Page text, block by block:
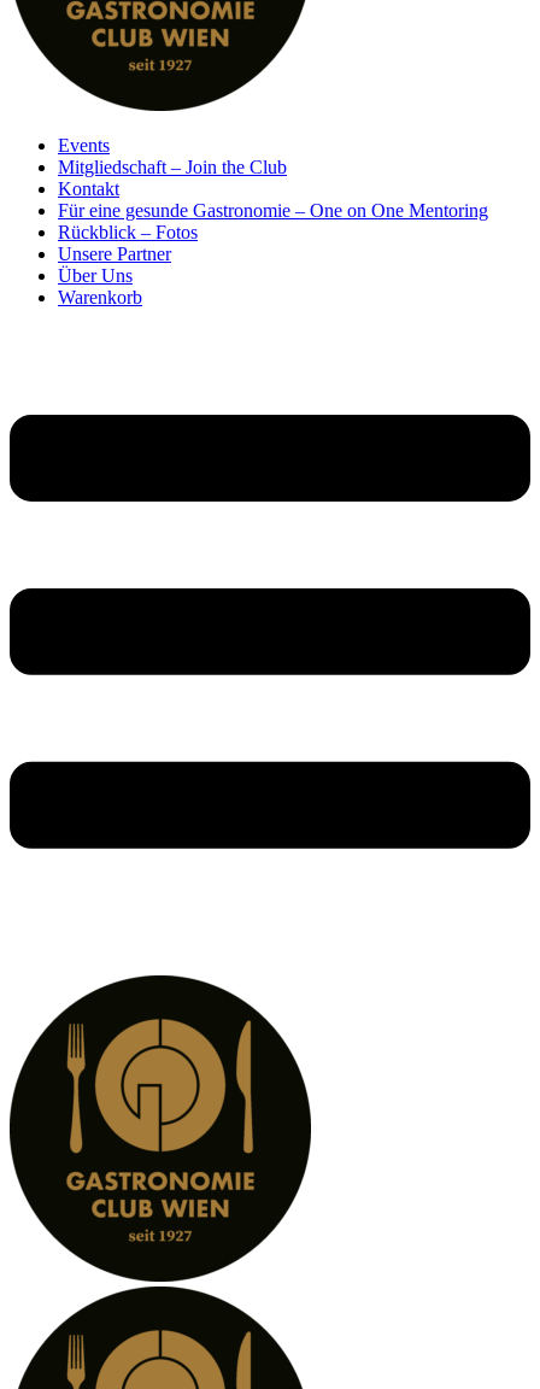
Events
Mitgliedschaft – Join the Club
Kontakt
Für eine gesunde Gastronomie – One on One Mentoring
Rückblick – Fotos
Unsere Partner
Über Uns
Warenkorb